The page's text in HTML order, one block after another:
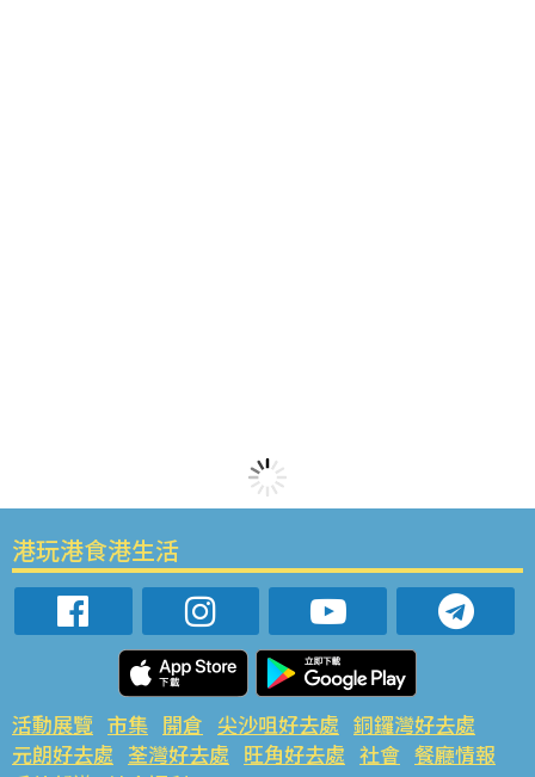
港玩港食港生活
活動展覽 市集 開倉 尖沙咀好去處 銅鑼灣好去處
元朗好去處 荃灣好去處 旺角好去處 社會 餐廳情報